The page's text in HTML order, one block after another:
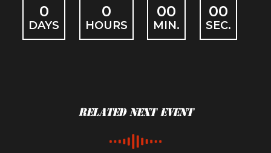
0
DAYS
0
HOURS
00
MIN.
00
SEC.
Related Next Event